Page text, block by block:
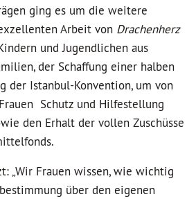
ging es um die weitere
Arbeit von Drachenherz
und Jugendlichen aus
der Schaffung einer halben
der Istanbul-Konvention, um von
Schutz und Hilfestellung
den Erhalt der vollen Zuschüsse
„Wir Frauen wissen, wie wichtig
über den eigenen